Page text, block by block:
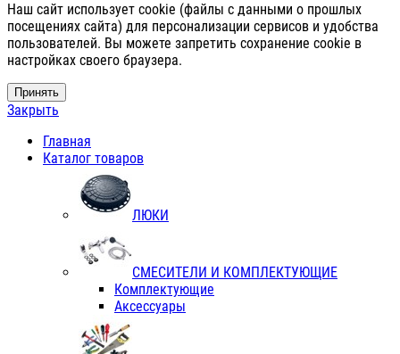
Наш сайт использует cookie (файлы с данными о прошлых
посещениях сайта) для персонализации сервисов и удобства
пользователей. Вы можете запретить сохранение cookie в
настройках своего браузера.
Принять
Закрыть
Главная
Каталог товаров
ЛЮКИ
СМЕСИТЕЛИ И КОМПЛЕКТУЮЩИЕ
Комплектующие
Аксессуары